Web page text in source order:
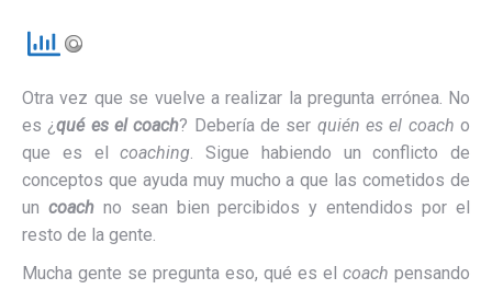
Otra vez que se vuelve a realizar la pregunta errónea. No
es ¿qué es el coach? Debería de ser quién es el coach o
que es elcoaching. Sigue habiendo un conflicto de
conceptos que ayuda muy mucho a que las cometidos de
un coachno sean bien percibidos y entendidos por el
resto de la gente.
Mucha gente se pregunta eso, qué es el coach pensando